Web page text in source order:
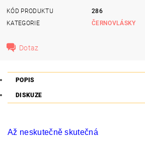
KÓD PRODUKTU
286
KATEGORIE
ČERNOVLÁSKY
Dotaz
POPIS
DISKUZE
Až neskutečně skutečná